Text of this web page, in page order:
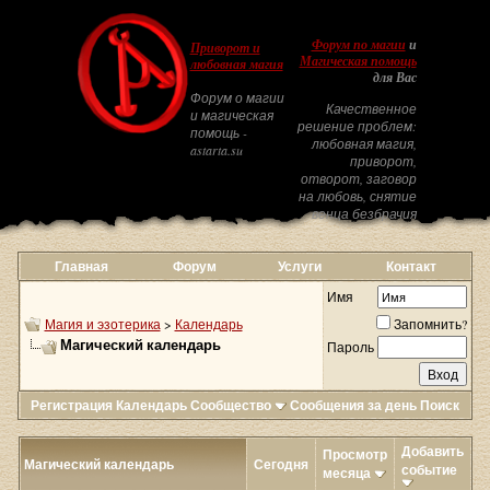
Приворот и
любовная магия
Форум о магии
и магическая
помощь -
astarta.su
Форум по магиии
Магическая помощь
для Вас
Качественное
решение проблем:
любовная магия,
приворот,
отворот, заговор
на любовь, снятие
венца безбрачия
Главная Форум Услуги Контакт
Магия и эзотерика > Календарь
Магический календарь
Имя
Запомнить?
Пароль
Регистрация КалендарьСообщество Сообщения за день Поиск
Магический календарь Сегодня
Просмотр
месяца
Добавить
событие